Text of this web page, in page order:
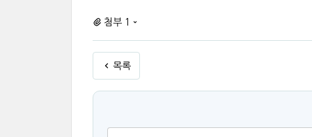
첨부 1
목록